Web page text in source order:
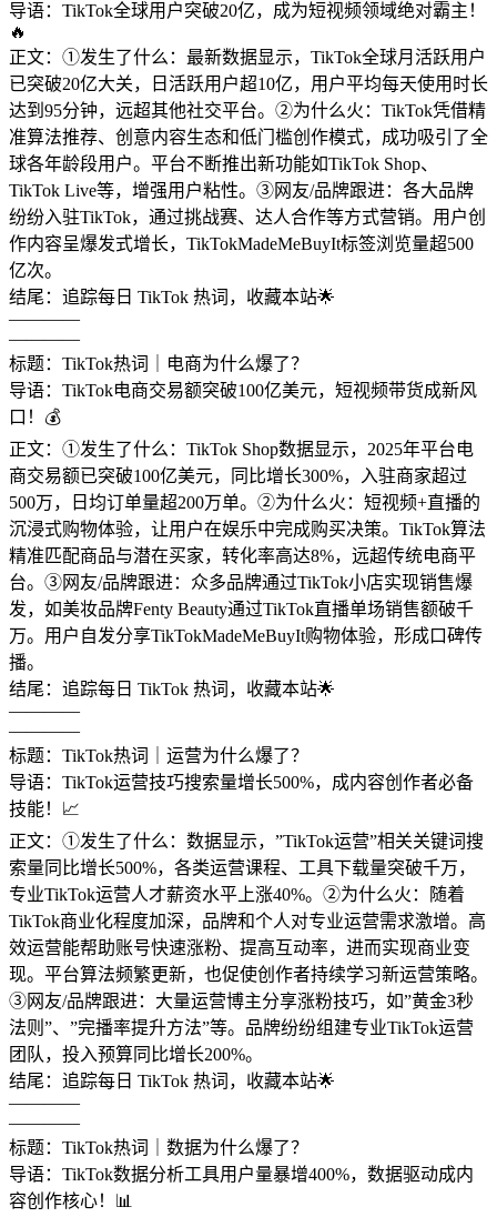
导语：TikTok全球用户突破20亿，成为短视频领域绝对霸主！
🔥
正文：①发生了什么：最新数据显示，TikTok全球月活跃用户
已突破20亿大关，日活跃用户超10亿，用户平均每天使用时长
达到95分钟，远超其他社交平台。②为什么火：TikTok凭借精
准算法推荐、创意内容生态和低门槛创作模式，成功吸引了全
球各年龄段用户。平台不断推出新功能如TikTok Shop、
TikTok Live等，增强用户粘性。③网友/品牌跟进：各大品牌
纷纷入驻TikTok，通过挑战赛、达人合作等方式营销。用户创
作内容呈爆发式增长，TikTokMadeMeBuyIt标签浏览量超500
亿次。
结尾：追踪每日 TikTok 热词，收藏本站🌟
————
————
标题：TikTok热词｜电商为什么爆了？
导语：TikTok电商交易额突破100亿美元，短视频带货成新风
口！💰
正文：①发生了什么：TikTok Shop数据显示，2025年平台电
商交易额已突破100亿美元，同比增长300%，入驻商家超过
500万，日均订单量超200万单。②为什么火：短视频+直播的
沉浸式购物体验，让用户在娱乐中完成购买决策。TikTok算法
精准匹配商品与潜在买家，转化率高达8%，远超传统电商平
台。③网友/品牌跟进：众多品牌通过TikTok小店实现销售爆
发，如美妆品牌Fenty Beauty通过TikTok直播单场销售额破千
万。用户自发分享TikTokMadeMeBuyIt购物体验，形成口碑传
播。
结尾：追踪每日 TikTok 热词，收藏本站🌟
————
————
标题：TikTok热词｜运营为什么爆了？
导语：TikTok运营技巧搜索量增长500%，成内容创作者必备
技能！📈
正文：①发生了什么：数据显示，”TikTok运营”相关关键词搜
索量同比增长500%，各类运营课程、工具下载量突破千万，
专业TikTok运营人才薪资水平上涨40%。②为什么火：随着
TikTok商业化程度加深，品牌和个人对专业运营需求激增。高
效运营能帮助账号快速涨粉、提高互动率，进而实现商业变
现。平台算法频繁更新，也促使创作者持续学习新运营策略。
③网友/品牌跟进：大量运营博主分享涨粉技巧，如”黄金3秒
法则”、”完播率提升方法”等。品牌纷纷组建专业TikTok运营
团队，投入预算同比增长200%。
结尾：追踪每日 TikTok 热词，收藏本站🌟
————
————
标题：TikTok热词｜数据为什么爆了？
导语：TikTok数据分析工具用户量暴增400%，数据驱动成内
容创作核心！📊